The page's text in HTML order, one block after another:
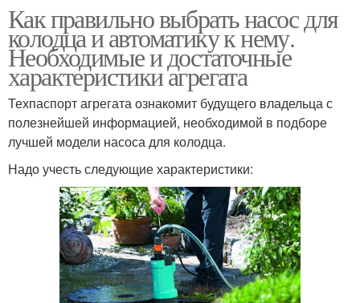
Как правильно выбрать насос для
колодца и автоматику к нему.
Необходимые и достаточные
характеристики агрегата
Техпаспорт агрегата ознакомит будущего владельца с
полезнейшей информацией, необходимой в подборе
лучшей модели насоса для колодца.
Надо учесть следующие характеристики: